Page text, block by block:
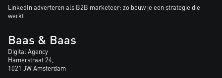
LinkedIn adverteren als B2B marketeer: zo bouw je een strategie die
werkt
Baas & Baas
Digital Agency
Hamerstraat 24,
1021 JW Amsterdam